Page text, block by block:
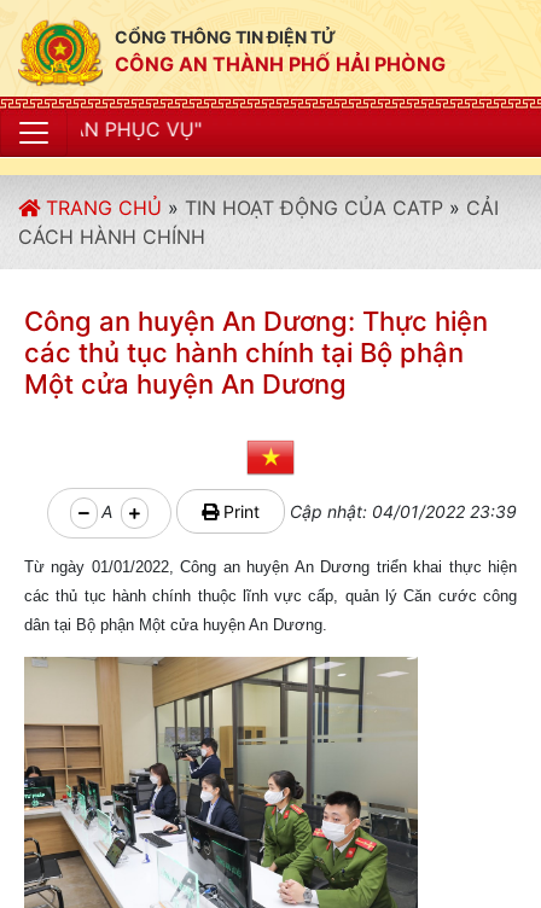
CỔNG THÔNG TIN ĐIỆN TỬ
CÔNG AN THÀNH PHỐ HẢI PHÒNG
TRANG CHỦ » TIN HOẠT ĐỘNG CỦA CATP » CẢI
CÁCH HÀNH CHÍNH
Công an huyện An Dương: Thực hiện
các thủ tục hành chính tại Bộ phận
Một cửa huyện An Dương
A Print Cập nhật: 04/01/2022 23:39
Từ ngày 01/01/2022, Công an huyện An Dương triển khai thực hiện
các thủ tục hành chính thuộc lĩnh vực cấp, quản lý Căn cước công
dân tại Bộ phận Một cửa huyện An Dương.